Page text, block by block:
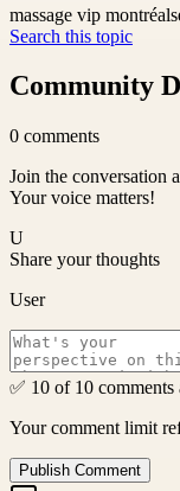
massage vip montréal
Search this topic
Community
0 comments
Join the conversation
Your voice matters!
U
Share your thoughts
User
✅ 10 of 10
Your comment limit
Publish Comment